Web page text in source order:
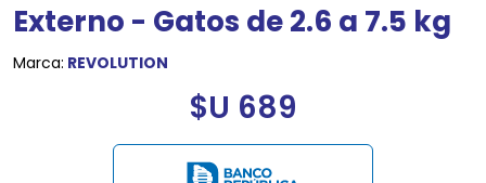
Externo - Gatos de 2.6 a 7.5 kg
Marca: REVOLUTION
$U 689